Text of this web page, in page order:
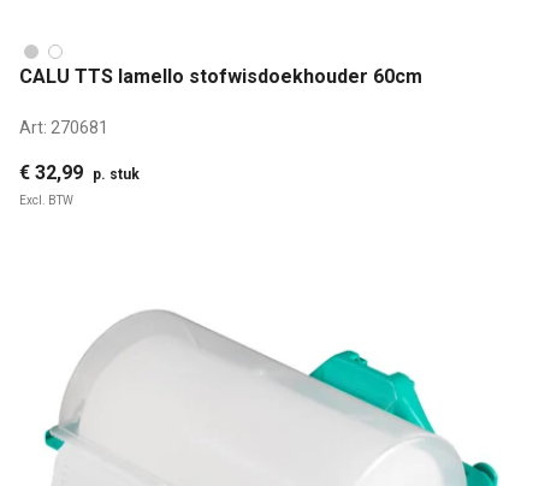
CALU TTS lamello stofwisdoekhouder 60cm
Art: 270681
€ 32,99 p. stuk
Excl. BTW